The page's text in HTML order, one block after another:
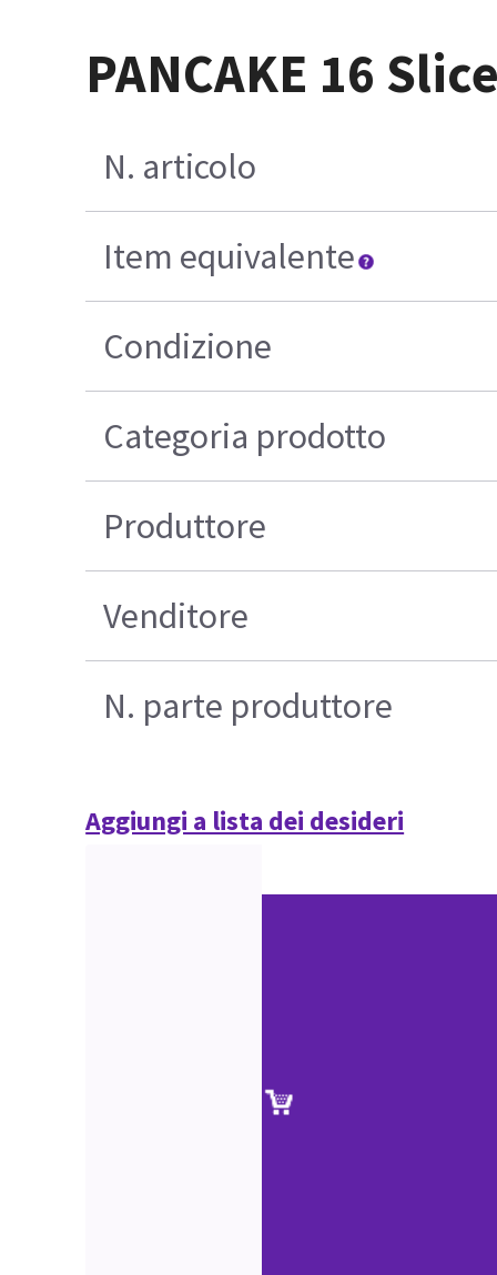
PANCAKE 16
N. articolo
Item equivalente
Condizione
Categoria prodotto
Produttore
Venditore
N. parte produttore
Aggiungi a lista dei desideri